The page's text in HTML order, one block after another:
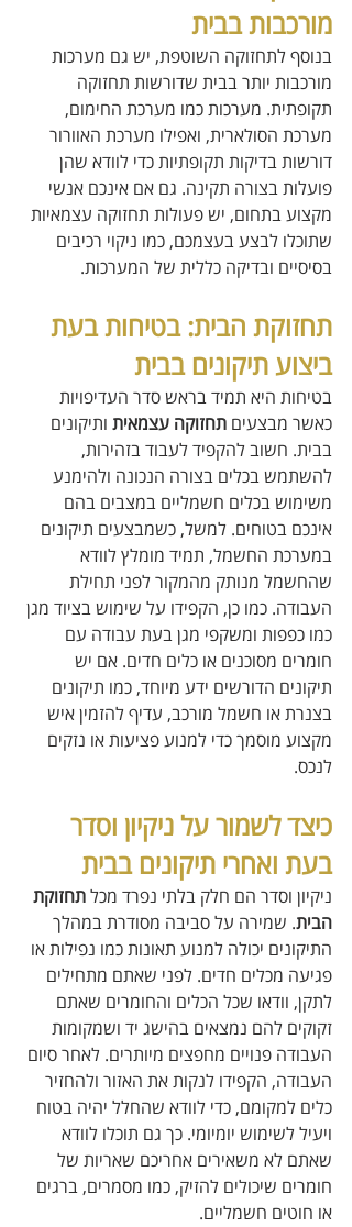
מורכבות בבית
בנוסף לתחזוקה השוטפת, יש גם מערכות
מורכבות יותר בבית שדורשות תחזוקה
תקופתית. מערכות כמו מערכת החימום,
מערכת הסולארית, ואפילו מערכת האוורור
דורשות בדיקות תקופתיות כדי לוודא שהן
פועלות בצורה תקינה. גם אם אינכם אנשי
מקצוע בתחום, יש פעולות תחזוקה עצמאיות
שתוכלו לבצע בעצמכם, כמו ניקוי רכיבים
בסיסיים ובדיקה כללית של המערכות.
תחזוקת הבית: בטיחות בעת
ביצוע תיקונים בבית
בטיחות היא תמיד בראש סדר העדיפויות
כאשר מבצעים תחזוקה עצמאית ותיקונים
בבית. חשוב להקפיד לעבוד בזהירות,
להשתמש בכלים בצורה הנכונה ולהימנע
משימוש בכלים חשמליים במצבים בהם
אינכם בטוחים. למשל, כשמבצעים תיקונים
במערכת החשמל, תמיד מומלץ לוודא
שהחשמל מנותק מהמקור לפני תחילת
העבודה. כמו כן, הקפידו על שימוש בציוד מגן
כמו כפפות ומשקפי מגן בעת עבודה עם
חומרים מסוכנים או כלים חדים. אם יש
תיקונים הדורשים ידע מיוחד, כמו תיקונים
בצנרת או חשמל מורכב, עדיף להזמין איש
מקצוע מוסמך כדי למנוע פציעות או נזקים
לנכס.
כיצד לשמור על ניקיון וסדר
בעת ואחרי תיקונים בבית
ניקיון וסדר הם חלק בלתי נפרד מכל תחזוקת
הבית. שמירה על סביבה מסודרת במהלך
התיקונים יכולה למנוע תאונות כמו נפילות או
פגיעה מכלים חדים. לפני שאתם מתחילים
לתקן, וודאו שכל הכלים והחומרים שאתם
זקוקים להם נמצאים בהישג יד ושמקומות
העבודה פנויים מחפצים מיותרים. לאחר סיום
העבודה, הקפידו לנקות את האזור ולהחזיר
כלים למקומם, כדי לוודא שהחלל יהיה בטוח
ויעיל לשימוש יומיומי. כך גם תוכלו לוודא
שאתם לא משאירים אחריכם שאריות של
חומרים שיכולים להזיק, כמו מסמרים, ברגים
או חוטים חשמליים.